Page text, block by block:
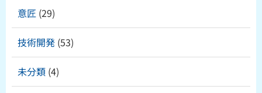
意匠 (29)
技術開発 (53)
未分類 (4)